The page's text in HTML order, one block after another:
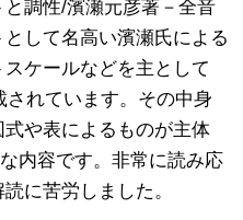
調性/濱瀬元彦著－全音
して名高い濱瀬氏による
ケールなどを主として
れています。その中身
や表によるものが主体
内容です。非常に読み応
に苦労しました。